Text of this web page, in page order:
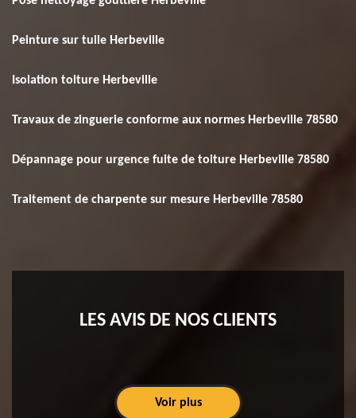
Peinture sur tuile Herbeville
Isolation toiture Herbeville
Travaux de zinguerie conforme aux normes Herbeville 78580
Dépannage pour urgence fuite de toiture Herbeville 78580
Traitement de charpente sur mesure Herbeville 78580
LES AVIS DE NOS CLIENTS
Voir plus